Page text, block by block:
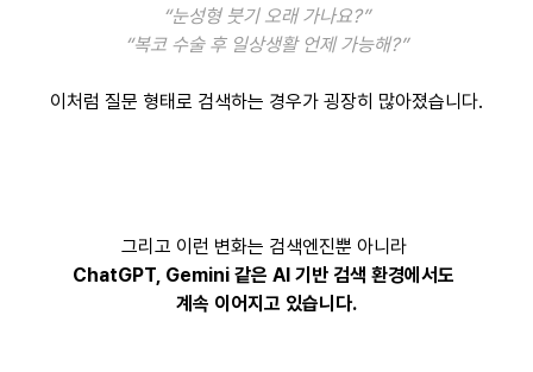
“눈성형 붓기 오래 가나요?”
“복코 수술 후 일상생활 언제 가능해?”
이처럼 질문 형태로 검색하는 경우가 굉장히 많아졌습니다.
그리고 이런 변화는 검색엔진뿐 아니라
ChatGPT, Gemini 같은 AI 기반 검색 환경에서도
계속 이어지고 있습니다.